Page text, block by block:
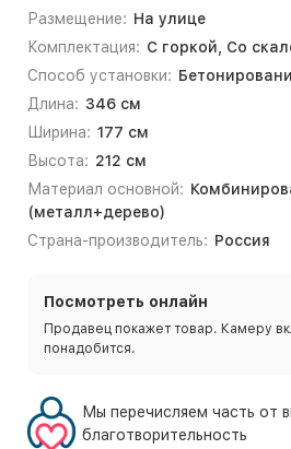
Размещение: На улице
Комплектация: С горкой, Со
Способ установки:
Длина: 346 см
Ширина: 177 см
Высота: 212 см
Материал основной:
(металл+дерево)
Страна-производитель: Россия
Посмотреть онлайн
Продавец покажет товар. Камеру
понадобится.
Мы перечисляем часть от
благотворительность